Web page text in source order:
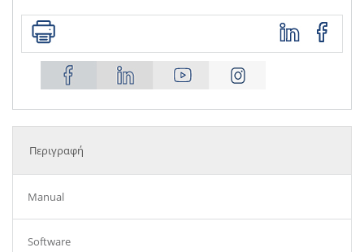
Περιγραφή
Manual
Software